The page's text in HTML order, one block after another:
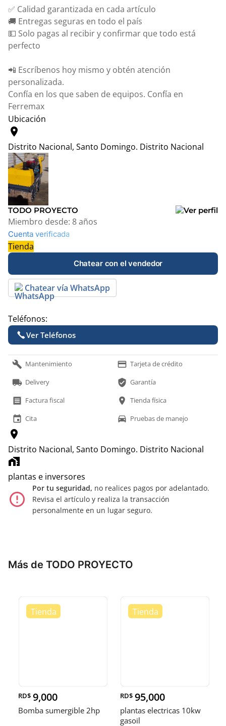
✅ Calidad garantizada en cada artículo
🚚 Entregas seguras en todo el país
💵 Solo pagas al recibir y confirmar que todo está
perfecto
📲 Escríbenos hoy mismo y obtén atención
personalizada.
Confía en los que saben de equipos. Confía en
Ferremax
Ubicación
location_on
Distrito Nacional, Santo Domingo. Distrito Nacional
+
−
Leaflet|© OpenStreetMap contributors
TODO PROYECTO
Miembro desde: 8 años
Cuenta verificada
Tienda
Chatear con el vendedor
Chatear vía WhatsApp
Teléfonos:
Ver Teléfonos
build Mantenimiento payment Tarjeta de crédito
local_shipping Delivery verified_user Garantía
receipt Factura fiscal location_on Tienda física
event Cita time_to_leave Pruebas de manejo
location_on
Distrito Nacional, Santo Domingo. Distrito Nacional
home_work
plantas e inversores
error_outline
Por tu seguridad, no realices pagos por adelantado.
Revisa el artículo y realiza la transacción
personalmente en un lugar seguro.
Más de TODO PROYECTO
RD$ 9,000
Bomba sumergible 2hp
RD$ 95,000
plantas electricas 10kw
gasoil